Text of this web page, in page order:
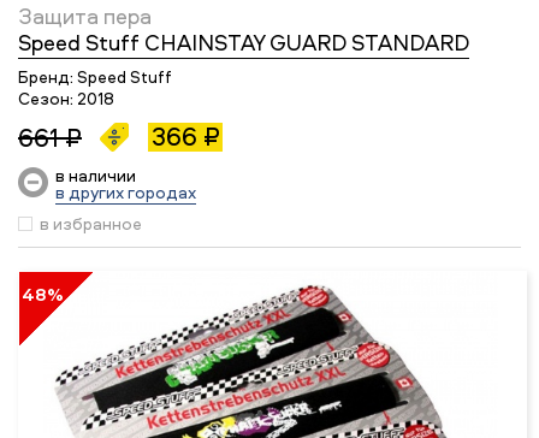
Защита пера
Speed Stuff CHAINSTAY GUARD STANDARD
Бренд: Speed Stuff
Сезон: 2018
661 ₽ 366 ₽
в наличии
в других городах
в избранное
48%